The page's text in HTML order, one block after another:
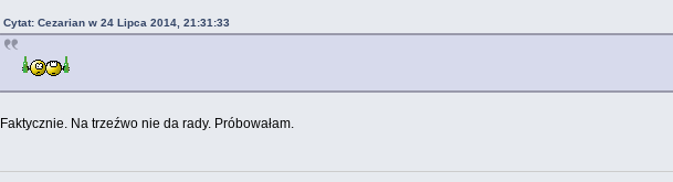
Cytat: Cezarian w 24 Lipca 2014, 21:31:33
Faktycznie. Na trzeźwo nie da rady. Próbowałam.